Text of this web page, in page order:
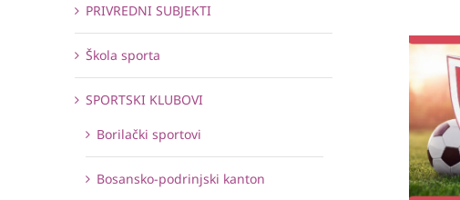
PRIVREDNI SUBJEKTI
Škola sporta
SPORTSKI KLUBOVI
Borilački sportovi
Bosansko-podrinjski kanton